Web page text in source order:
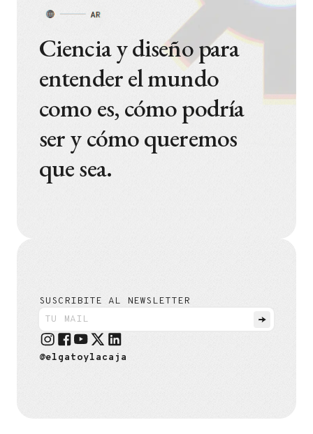
Ciencia y diseño para
entender el mundo
como es, cómo podría
ser y cómo queremos
que sea.
SUSCRIBITE AL NEWSLETTER
@elgatoylacaja